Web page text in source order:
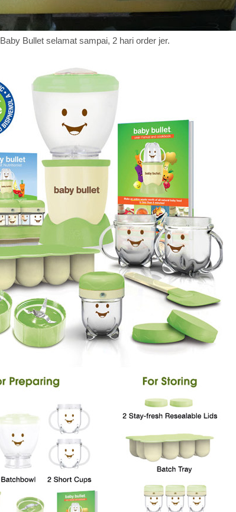
Baby Bullet selamat sampai, 2 hari order jer.